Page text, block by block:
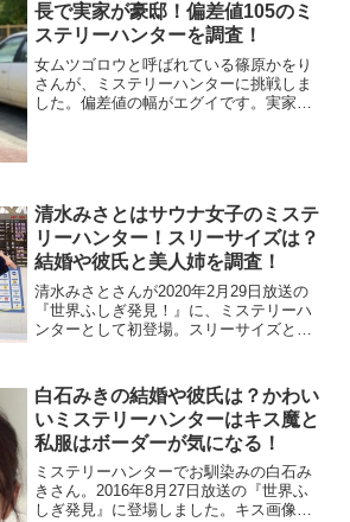
長で実家が豪邸！偏差値105のミ
ステリーハンターを調査！
女ムツゴロウと呼ばれている篠原かをり
さんが、ミステリーハンターに挑戦しま
した。偏差値の幅がエグイです。実家椅
清水みさとはサウナ女子のミステ
リーハンター！スリーサイズは？
結婚や彼氏と美人姉を調査！
清水みさとさんが2020年2月29日放送の
『世界ふしぎ発見！』に、ミステリーハ
ンターとして初登場。スリーサイズとカ
白石みきの結婚や彼氏は？かわい
いミステリーハンターはキス魔と
私服はボーダーが気になる！
ミステリーハンターでお馴染みの白石み
きさん。2016年8月27日放送の『世界ふ
しぎ発見』に登場しました。キス画像を